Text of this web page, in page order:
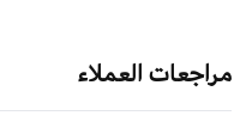
مراجعات العملاء